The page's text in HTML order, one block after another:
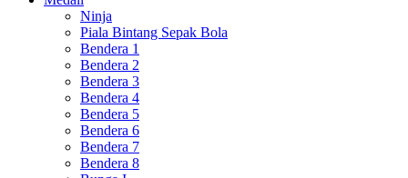
Ninja
Piala Bintang Sepak Bola
Bendera 1
Bendera 2
Bendera 3
Bendera 4
Bendera 5
Bendera 6
Bendera 7
Bendera 8